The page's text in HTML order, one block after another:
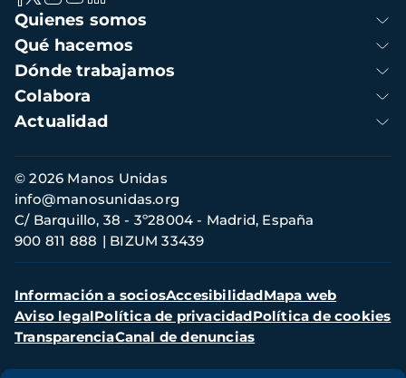
Navegación
principal
Quienes somos
Qué hacemos
Dónde trabajamos
Colabora
Actualidad
Información
de
contacto
© 2026 Manos Unidas
C/ Barquillo, 38 - 3º28004 - Madrid, España
900 811 888
BIZUM 33439
info@manosunidas.org
Menú
secundario
Información a sociosAccesibilidadMapa web
Aviso legalPolítica de privacidadPolítica de cookies
TransparenciaCanal de denuncias